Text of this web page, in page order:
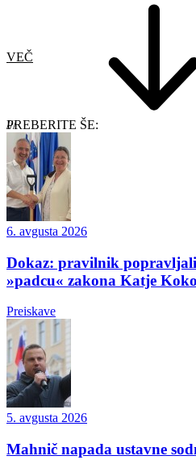
VEČ
PREBERITE ŠE:
6. avgusta 2026
Dokaz: pravilnik
»padcu« zakona Katje
Preiskave
5. avgusta 2026
Mahnič napada ustavne